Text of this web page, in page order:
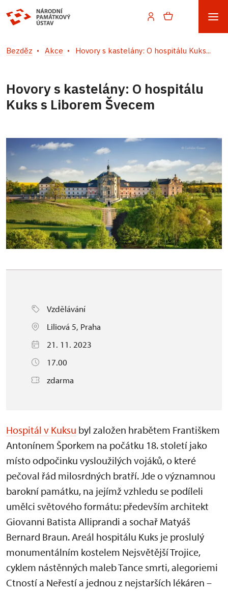
Bezděz Akce Hovory s kastelány: O hospitálu Kuks...
Hovory s kastelány: O hospitálu
Kuks s Liborem Švecem
Vzdělávání
Liliová 5, Praha
21. 11. 2023
17.00
zdarma
Hospitál v Kuksu byl založen hrabětem Františkem
Antonínem Šporkem na počátku 18. století jako
místo odpočinku vysloužilých vojáků, o které
pečoval řád milosrdných bratří. Jde o významnou
barokní památku, na jejímž vzhledu se podíleli
umělci světového formátu: především architekt
Giovanni Batista Alliprandi a sochař Matyáš
Bernard Braun. Areál hospitálu Kuks je proslulý
monumentálním kostelem Nejsvětější Trojice,
cyklem nástěnných maleb Tance smrti, alegoriemi
Ctností a Neřestí a jednou z nejstarších lékáren –